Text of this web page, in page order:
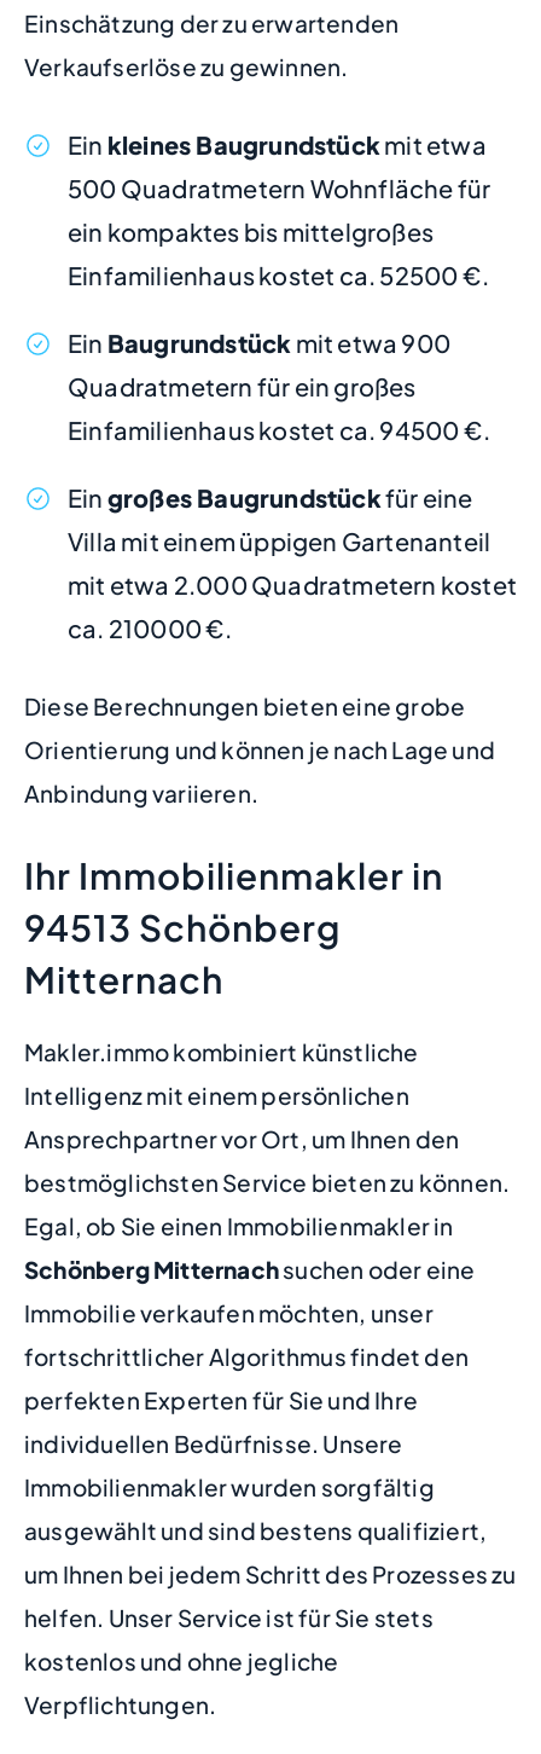
Einschätzung der zu erwartenden
Verkaufserlöse zu gewinnen.
Ein kleines Baugrundstückmit etwa
500 Quadratmetern Wohnfläche für
ein kompaktes bis mittelgroßes
Einfamilienhaus kostet ca. 52500 €.
Ein Baugrundstück mit etwa 900
Quadratmetern für ein großes
Einfamilienhaus kostet ca. 94500 €.
Ein großes Baugrundstückfür eine
Villa mit einem üppigen Gartenanteil
mit etwa 2.000 Quadratmetern kostet
ca. 210000 €.
Diese Berechnungen bieten eine grobe
Orientierung und können je nach Lage und
Anbindung variieren.
Ihr Immobilienmakler in
94513 Schönberg
Mitternach
Makler.immo kombiniert künstliche
Intelligenz mit einem persönlichen
Ansprechpartner vor Ort, um Ihnen den
bestmöglichsten Service bieten zu können.
Egal, ob Sie einen Immobilienmakler in
Schönberg Mitternachsuchen oder eine
Immobilie verkaufen möchten, unser
fortschrittlicher Algorithmus findet den
perfekten Experten für Sie und Ihre
individuellen Bedürfnisse. Unsere
Immobilienmakler wurden sorgfältig
ausgewählt und sind bestens qualifiziert,
um Ihnen bei jedem Schritt des Prozesses zu
helfen. Unser Service ist für Sie stets
kostenlos und ohne jegliche
Verpflichtungen.